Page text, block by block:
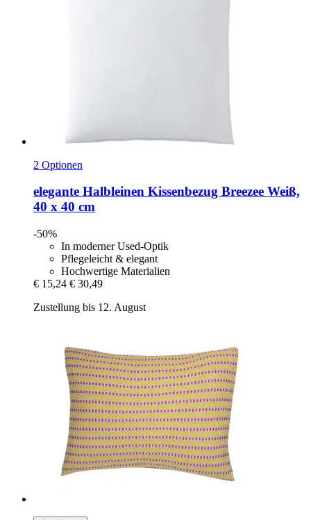
2 Optionen
elegante Halbleinen Kissenbezug Breezee Weiß,
40 x 40 cm
-50%
In moderner Used-Optik
Pflegeleicht & elegant
Hochwertige Materialien
€ 15,24 € 30,49
Zustellung bis 12. August